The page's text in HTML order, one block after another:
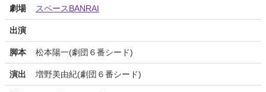
劇場 スペースBANRAI
出演
脚本 松本陽一(劇団６番シード)
演出 増野美由紀(劇団６番シード)